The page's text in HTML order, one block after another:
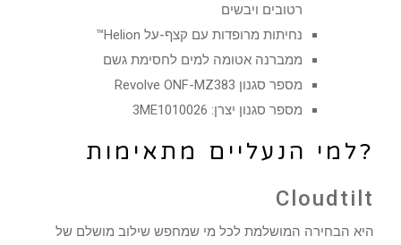
רטובים ויבשים
נחיתות מרופדות עם קצף-על Helion™
ממברנה אטומה למים לחסימת גשם
מספר סגנון Revolve ONF-MZ383
מספר סגנון יצרן: 3ME1010026
?למי הנעליים מתאימות
Cloudtilt
היא הבחירה המושלמת לכל מי שמחפש שילוב מושלם של